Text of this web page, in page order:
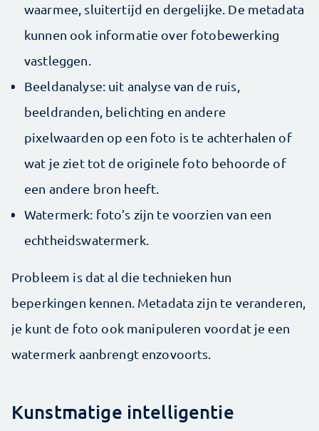
waarmee, sluitertijd en dergelijke. De metadata
kunnen ook informatie over fotobewerking
vastleggen.
Beeldanalyse: uit analyse van de ruis,
beeldranden, belichting en andere
pixelwaarden op een foto is te achterhalen of
wat je ziet tot de originele foto behoorde of
een andere bron heeft.
Watermerk: foto’s zijn te voorzien van een
echtheidswatermerk.
Probleem is dat al die technieken hun
beperkingen kennen. Metadata zijn te veranderen,
je kunt de foto ook manipuleren voordat je een
watermerk aanbrengt enzovoorts.
Kunstmatige intelligentie